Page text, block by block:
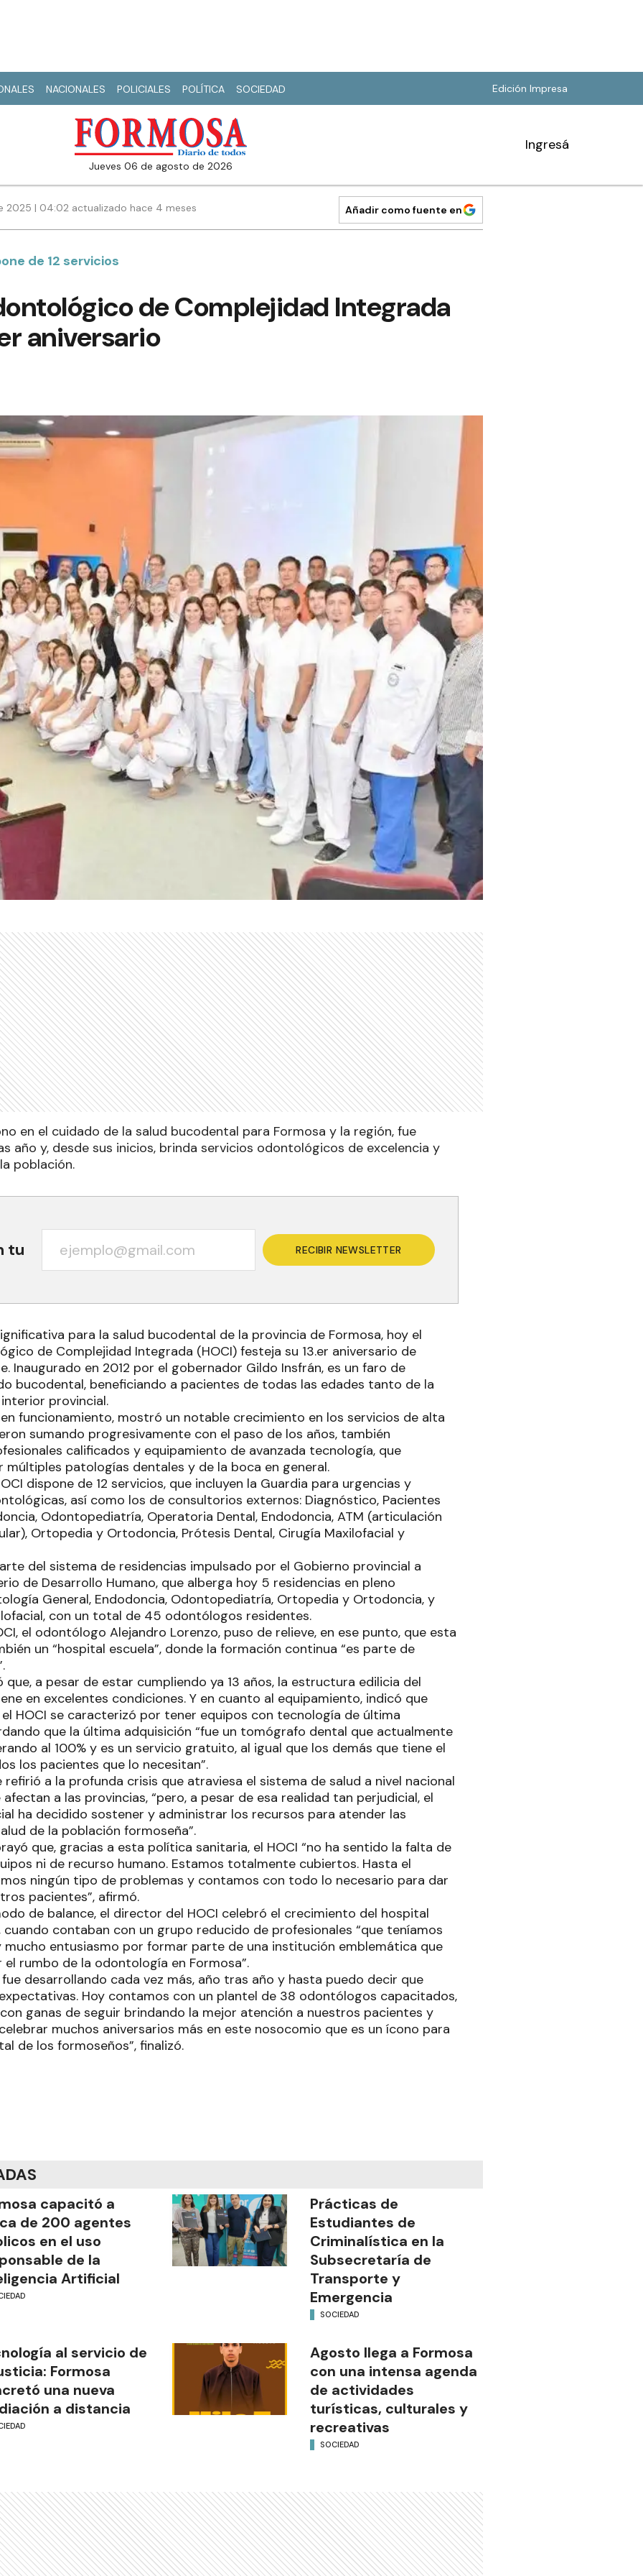
NACIONALES POLICIALES POLÍTICA SOCIEDAD Edición Impresa
jueves 06 de agosto de 2026
Ingresá
2025 | 04:02 actualizado hace 4 meses Añadir como fuente en
de 12 servicios
de Complejidad Integrada
aniversario
en el cuidado de la salud bucodental para Formosa y la región, fue
año y, desde sus inicios, brinda servicios odontológicos de excelencia y
población.
tu RECIBIR NEWSLETTER
para la salud bucodental de la provincia de Formosa, hoy el
de Complejidad Integrada (HOCI) festeja su 13.er aniversario de
Inaugurado en 2012 por el gobernador Gildo Insfrán, es un faro de
bucodental, beneficiando a pacientes de todas las edades tanto de la
provincial.
funcionamiento, mostró un notable crecimiento en los servicios de alta
sumando progresivamente con el paso de los años, también
calificados y equipamiento de avanzada tecnología, que
patologías dentales y de la boca en general.
dispone de 12 servicios, que incluyen la Guardia para urgencias y
así como los de consultorios externos: Diagnóstico, Pacientes
Odontopediatría, Operatoria Dental, Endodoncia, ATM (articulación
Ortopedia y Ortodoncia, Prótesis Dental, Cirugía Maxilofacial y
del sistema de residencias impulsado por el Gobierno provincial a
de Desarrollo Humano, que alberga hoy 5 residencias en pleno
General, Endodoncia, Odontopediatría, Ortopedia y Ortodoncia, y
con un total de 45 odontólogos residentes.
el odontólogo Alejandro Lorenzo, puso de relieve, en ese punto, que esta
un “hospital escuela”, donde la formación continua “es parte de
que, a pesar de estar cumpliendo ya 13 años, la estructura edilicia del
en excelentes condiciones. Y en cuanto al equipamiento, indicó que
HOCI se caracterizó por tener equipos con tecnología de última
que la última adquisición “fue un tomógrafo dental que actualmente
al 100% y es un servicio gratuito, al igual que los demás que tiene el
los pacientes que lo necesitan”.
a la profunda crisis que atraviesa el sistema de salud a nivel nacional
a las provincias, “pero, a pesar de esa realidad tan perjudicial, el
ha decidido sostener y administrar los recursos para atender las
de la población formoseña”.
que, gracias a esta política sanitaria, el HOCI “no ha sentido la falta de
ni de recurso humano. Estamos totalmente cubiertos. Hasta el
ningún tipo de problemas y contamos con todo lo necesario para dar
pacientes”, afirmó.
de balance, el director del HOCI celebró el crecimiento del hospital
cuando contaban con un grupo reducido de profesionales “que teníamos
mucho entusiasmo por formar parte de una institución emblemática que
rumbo de la odontología en Formosa”.
desarrollando cada vez más, año tras año y hasta puedo decir que
Hoy contamos con un plantel de 38 odontólogos capacitados,
ganas de seguir brindando la mejor atención a nuestros pacientes y
muchos aniversarios más en este nosocomio que es un ícono para
de los formoseños”, finalizó.
capacitó a
de 200 agentes
en el uso
de la
Artificial
Prácticas de
Estudiantes de
Criminalística en la
Subsecretaría de
Transporte y
Emergencia
SOCIEDAD
al servicio de
Formosa
una nueva
a distancia
Agosto llega a Formosa
con una intensa agenda
de actividades
turísticas, culturales y
recreativas
SOCIEDAD